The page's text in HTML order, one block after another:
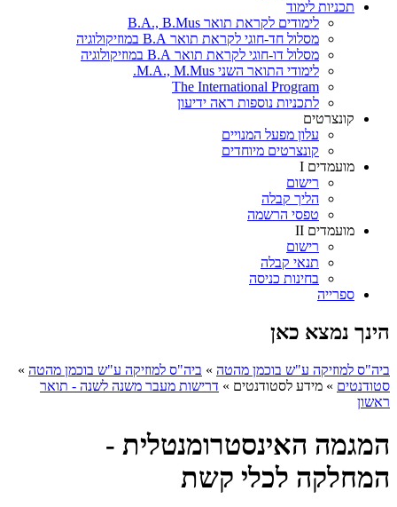
תכניות לימוד
לימודים לקראת תואר B.A., B.Mus
מסלול חד-חוגי לקראת תואר B.A במוזיקולוגיה
מסלול דו-חוגי לקראת תואר B.A במוזיקולוגיה
לימודי התואר השני M.A., M.Mus.
The International Program
לתכניות נוספות ראה ידיעון
קונצרטים
עלון מפעל המנויים
קונצרטים מיוחדים
מועמדים I
רישום
הליך קבלה
טפסי הרשמה
מועמדים II
רישום
תנאי קבלה
בחינות כניסה
ספרייה
הינך נמצא כאן
ביה"ס למוזיקה ע"ש בוכמן מהטה » ביה"ס למוזיקה ע"ש בוכמן מהטה »
סטודנטים » מידע לסטודנטים » דרישות מעבר משנה לשנה - תואר
ראשון
המגמה האינסטרומנטלית -
המחלקה לכלי קשת